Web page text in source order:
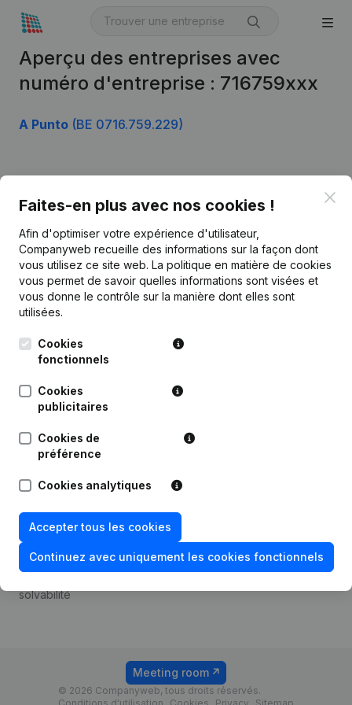
Aperçu des entreprises avec
numéro d'entreprise : 716759xxx
A Punto (BE 0716.759.229)
Faites-en plus avec nos cookies !
Afin d'optimiser votre expérience d'utilisateur,
Companyweb recueille des informations sur la façon dont
vous utilisez ce site web. La politique en matière de cookies
vous permet de savoir quelles informations sont visées et
vous donne le contrôle sur la manière dont elles sont
utilisées.
Cookies
fonctionnels
Cookies
publicitaires
Cookies de
préférence
Cookies analytiques
Accepter tous les cookies
Continuez avec uniquement les cookies fonctionnels
Français
Kantorenpark Everest
Leuvensesteenweg
1800 Vilvoorde
Informations d’entreprise
Monitoring
Recherche internationale
Prospection
Compliance et prévention
de la fraude
Consulter des comptes
Recherche de numéro de
TVA
solvabilité
Tarifs
© 2026 Companyweb, tous droits réservés.
Meeting room